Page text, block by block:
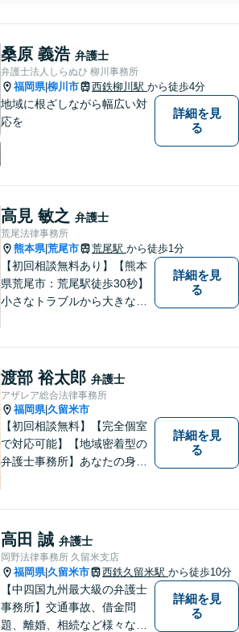
ルな料金設定】
ト！【相談料：初回無料※1】
に、今すぐ相談！
桑原 義浩 弁護士
弁護士法人しらぬひ 柳川事務所
福岡県|柳川市 西鉄柳川駅 から徒歩4分
地域に根ざしながら幅広い対
応を
詳細を見
る
高見 敏之 弁護士
荒尾法律事務所
熊本県|荒尾市 荒尾駅 から徒歩1分
【初回相談無料あり】【熊本
県荒尾市：荒尾駅徒歩30秒】
小さなトラブルから大きな問
詳細を見
る
渡部 裕太郎 弁護士
アザレア総合法律事務所
福岡県|久留米市
【初回相談無料】【完全個室
で対応可能】【地域密着型の
弁護士事務所】あなたの身近
問題解決まで丁寧にお手伝い
します！少しでもお悩みの方
はお気軽にご相談ください。
詳細を見
る
高田 誠 弁護士
岡野法律事務所 久留米支店
福岡県|久留米市 西鉄久留米駅 から徒歩10分
【中四国九州最大級の弁護士
事務所】交通事故、借金問
題、離婚、相続など様々な問
詳細を見
る